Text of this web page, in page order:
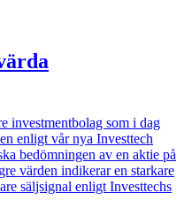
investmentbolag som i dag
enligt vår nya Investtech
bedömningen av en aktie på
värden indikerar en starkare
säljsignal enligt Investtechs